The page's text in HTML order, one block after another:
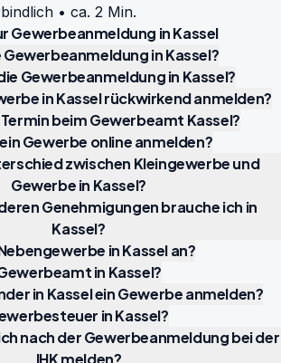
• ca. 2 Min.
Gewerbeanmeldung in Kassel
in Kassel?
Gewerbeanmeldung in Kassel?
in Kassel rückwirkend anmelden?
beim Gewerbeamt Kassel?
Gewerbe online anmelden?
zwischen Kleingewerbe und
Gewerbe in Kassel?
Genehmigungen brauche ich in
Kassel?
in Kassel an?
in Kassel?
in Kassel ein Gewerbe anmelden?
in Kassel?
nach der Gewerbeanmeldung bei der
IHK melden?